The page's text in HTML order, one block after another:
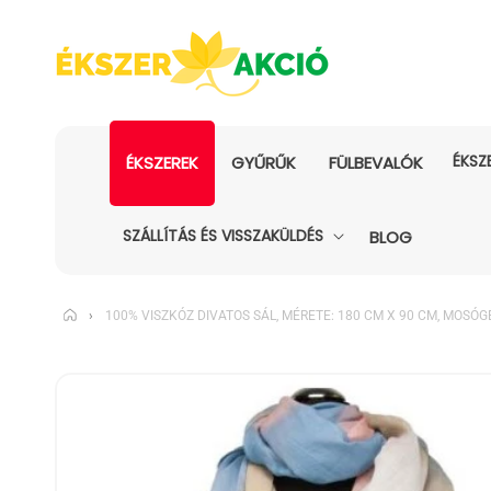
ÉKSZEREK GYŰRŰK FÜLBEVALÓK
SZÁLLÍTÁS ÉS VISSZAKÜLDÉS BLOG
› 100% VISZKÓZ DIVATOS SÁL, MÉRETE: 180 CM X 90 CM,